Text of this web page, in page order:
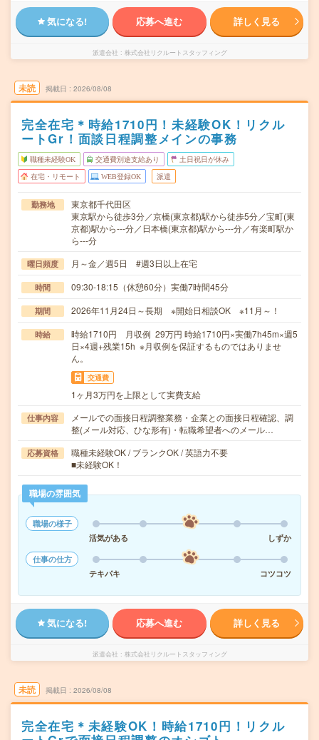
気になる! 応募へ進む 詳しく見る
派遣会社 株式会社リクルートスタッフィング
未読 掲載日 2026/08/08
完全在宅＊時給1710円！未経験OK！リクル
ートGr！面談日程調整メインの事務
職種未経験OK 交通費別途支給あり 土日祝日が休み
在宅・リモート WEB登録OK 派遣
勤務地
東京都千代田区
東京駅から徒歩3分／京橋(東京都)駅から徒歩5分／宝町(東
京都)駅から---分／日本橋(東京都)駅から---分／有楽町駅か
ら---分
曜日頻度 月～金／週5日 #週3日以上在宅
時間 09:30-18:15（休憩60分）実働7時間45分
期間 2026年11月24日～長期 ※開始日相談OK ※11月～！
時給
時給1710円 月収例 29万円 時給1710円×実働7h45m×週5
日×4週+残業15h ※月収例を保証するものではありませ
ん。
交通費
1ヶ月3万円を上限として実費支給
仕事内容
メールでの面接日程調整業務・企業との面接日程確認、調
整(メール対応、ひな形有)・転職希望者へのメール…
応募資格
職種未経験OK / ブランクOK / 英語力不要
■未経験OK！
職場の雰囲気
職場の様子
活気がある
しずか
仕事の仕方
テキパキ
コツコツ
気になる! 応募へ進む 詳しく見る
派遣会社 株式会社リクルートスタッフィング
未読 掲載日 2026/08/08
完全在宅＊未経験OK！時給1710円！リクル